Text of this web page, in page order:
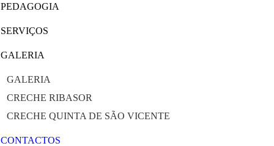
PEDAGOGIA
SERVIÇOS
GALERIA
GALERIA
CRECHE RIBASOR
CRECHE QUINTA DE SÃO VICENTE
CONTACTOS